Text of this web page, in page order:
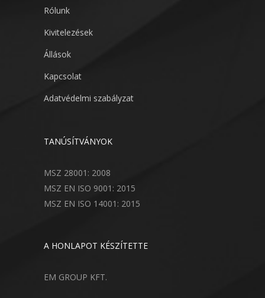
Rólunk
Kivitelezések
Állások
Kapcsolat
Adatvédelmi szabályzat
TANÚSÍTVÁNYOK
MSZ 28001: 2008
MSZ EN ISO 9001: 2015
MSZ EN ISO 14001: 2015
A HONLAPOT KÉSZÍTETTE
EM GROUP KFT.